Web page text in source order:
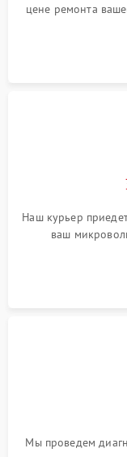
цене ремонта
Наш курьер
ваш
Мы проведем